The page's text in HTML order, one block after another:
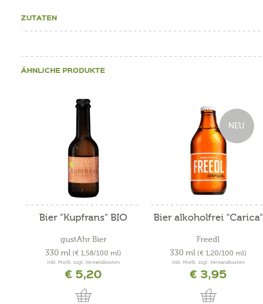
ZUTATEN
ÄHNLICHE PRODUKTE
Bier "Kupfrans" BIO
gustAhr Bier
330 ml (€ 1,58/100 ml)
inkl. MwSt. zzgl. Versandkosten
€ 5,20
NEU
Bier alkoholfrei "Carica"
Freedl
330 ml (€ 1,20/100 ml)
inkl. MwSt. zzgl. Versandkosten
€ 3,95